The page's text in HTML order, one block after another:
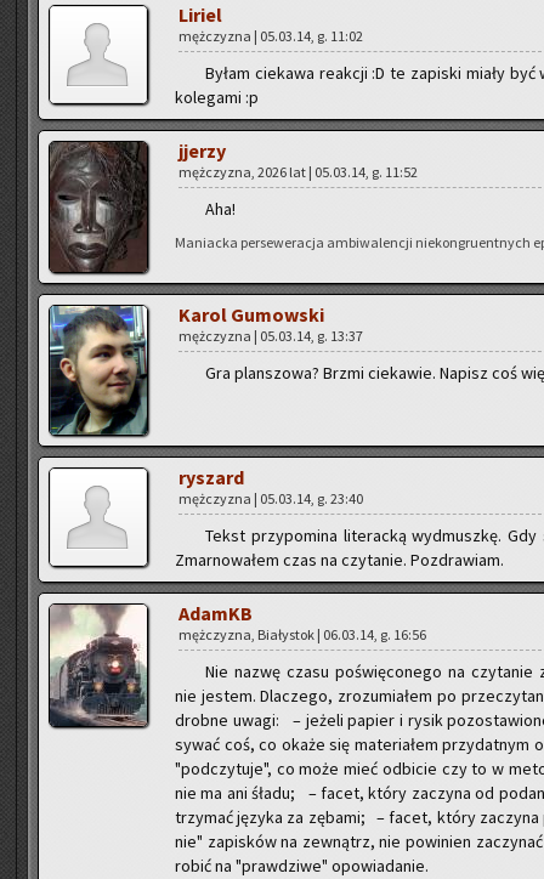
Li­riel
męż­czy­zna | 05.03.14, g. 11:02
Byłam cie­ka­wa re­ak­cji :D te za­pi­ski miały
ko­le­ga­mi :p
jje­rzy
męż­czy­zna, 2026 lat | 05.03.14, g. 11:52
Aha!
Ma­niac­ka per­se­we­ra­cja am­bi­wa­len­cji nie­kon­gru­ent­nych
Karol Gu­mow­ski
męż­czy­zna | 05.03.14, g. 13:37
Gra plan­szo­wa? Brzmi cie­ka­wie. Na­pisz coś
ry­szard
męż­czy­zna | 05.03.14, g. 23:40
Tekst przy­po­mi­na li­te­rac­ką wy­dmusz­kę.
Zmar­no­wa­łem czas na czy­ta­nie. Po­zdra­wiam.
AdamKB
męż­czy­zna, Bia­ły­stok | 06.03.14, g. 16:56
Nie nazwę czasu po­świę­co­ne­go na
nie je­stem. Dla­cze­go, zro­zu­mia­łem po
drob­ne uwagi: – je­że­li pa­pier i rysik
sy­wać coś, co okaże się ma­te­ria­łem
"pod­czy­tu­je", co może mieć od­bi­cie czy to w
nie ma ani śładu; – facet, który za­czy­na od
trzy­mać ję­zy­ka za zę­ba­mi; – facet, który
nie" za­pi­sków na ze­wnątrz, nie po­wi­nien
ro­bić na "praw­dzi­we" opo­wia­da­nie.